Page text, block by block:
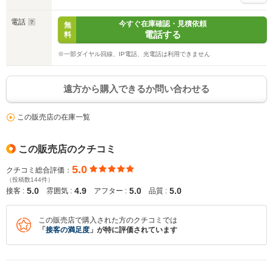
電話
無
料
今すぐ在庫確認・見積依頼
電話する
※一部ダイヤル回線、IP電話、光電話は利用できません
遠方から購入できるか問い合わせる
この販売店の在庫一覧
この販売店のクチコミ
クチコミ総合評価： 5.0
（投稿数144件）
接客 : 5.0 雰囲気 : 4.9 アフター : 5.0 品質 : 5.0
この販売店で購入された方のクチコミでは
「 接客の満足度 」が特に評価されています